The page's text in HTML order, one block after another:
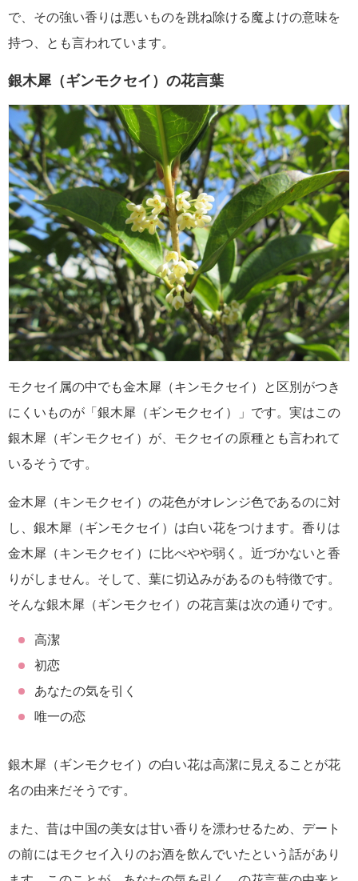
で、その強い香りは悪いものを跳ね除ける魔よけの意味を
持つ、とも言われています。
銀木犀（ギンモクセイ）の花言葉
モクセイ属の中でも金木犀（キンモクセイ）と区別がつき
にくいものが「銀木犀（ギンモクセイ）」です。実はこの
銀木犀（ギンモクセイ）が、モクセイの原種とも言われて
いるそうです。
金木犀（キンモクセイ）の花色がオレンジ色であるのに対
し、銀木犀（ギンモクセイ）は白い花をつけます。香りは
金木犀（キンモクセイ）に比べやや弱く。近づかないと香
りがしません。そして、葉に切込みがあるのも特徴です。
そんな銀木犀（ギンモクセイ）の花言葉は次の通りです。
高潔
初恋
あなたの気を引く
唯一の恋
銀木犀（ギンモクセイ）の白い花は高潔に見えることが花
名の由来だそうです。
また、昔は中国の美女は甘い香りを漂わせるため、デート
の前にはモクセイ入りのお酒を飲んでいたという話があり